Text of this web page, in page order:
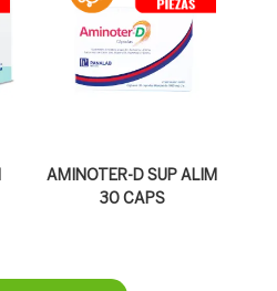
AMINOTER-D SUP ALIM
30 CAPS